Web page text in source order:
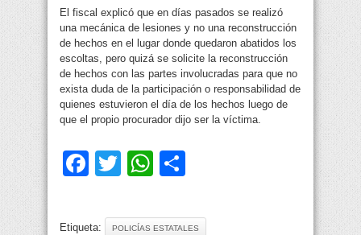
El fiscal explicó que en días pasados se realizó
una mecánica de lesiones y no una reconstrucción
de hechos en el lugar donde quedaron abatidos los
escoltas, pero quizá se solicite la reconstrucción
de hechos con las partes involucradas para que no
exista duda de la participación o responsabilidad de
quienes estuvieron el día de los hechos luego de
que el propio procurador dijo ser la víctima.
Facebook
TwitterWhatsApp
Etiqueta: POLICÍAS ESTATALES